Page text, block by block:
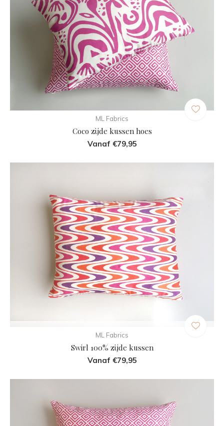
ML Fabrics
Coco zijde kussen hoes
Vanaf €79,95
ML Fabrics
Swirl 100% zijde kussen
Vanaf €79,95